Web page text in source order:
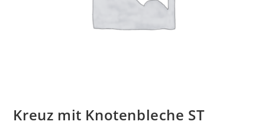
Kreuz mit Knotenbleche ST